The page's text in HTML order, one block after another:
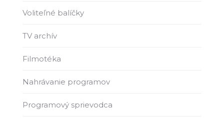
Voliteľné balíčky
TV archív
Filmotéka
Nahrávanie programov
Programový sprievodca